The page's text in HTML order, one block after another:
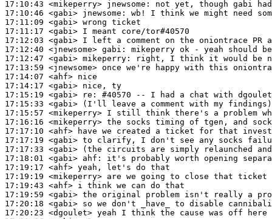
17:10:43 <mikeperry> jnewsome:
17:10:46 <gabi> jnewsome:
17:11:09 <gabi>
17:11:17 <gabi>
17:12:03 <gabi>
17:12:40 <jnewsome> gabi:
17:12:47 <gabi> mikeperry:
17:13:59 <jnewsome>
17:14:07 <ahf>
17:14:17 <gabi>
17:15:19 <gabi>
re:
17:15:33 <gabi>
17:15:57 <mikeperry>
17:16:16 <mikeperry>
17:17:10 <ahf>
17:17:19 <gabi>
17:17:33 <gabi>
17:18:01 <gabi> ahf:
17:19:17 <ahf>
17:19:19 <mikeperry>
17:19:43 <ahf>
17:19:59 <gabi>
17:20:18 <gabi>
17:20:23 <dgoulet>